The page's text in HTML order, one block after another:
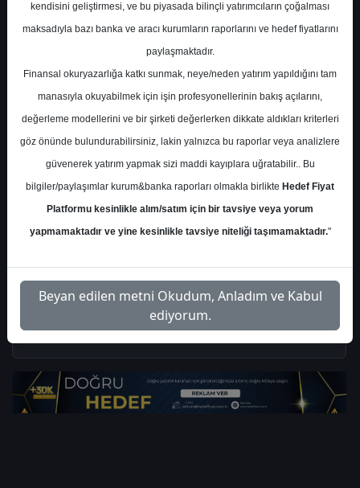
Arçelik Analist Toplantısı Notları, Arçelik,
yayınladığı 2025 yıl sonu finansal
sonuçlarının ardından bir analist toplantısı
gerçekleştirdi. Toplantıda yurt içi ve yurt
dışındaki pazar dinamikleri, operasyonel ve
finansal performans, bilanço
optimizasyonu ile 2026 yılına ilişkin
beklentilere yer verildi.
Cumartesi, 31 Ocak 2026 00:00
S.No Dosya Adı İndir
fintables-arcelik-analist-
toplantisi-notlari
kendisini geliştirmesi, ve bu piyasada bilinçli yatırımcıların çoğalması
maksadıyla bazı banka ve aracı kurumların raporlarını ve hedef fiyatlarını
paylaşmaktadır.
Finansal okuryazarlığa katkı sunmak, neye/neden yatırım yapıldığını tam
manasıyla okuyabilmek için işin profesyonellerinin bakış açılarını,
değerleme modellerini ve bir şirketi değerlerken dikkate aldıkları kriterleri
göz önünde bulundurabilirsiniz, lakin yalnızca bu raporlar veya analizlere
güvenerek yatırım yapmak sizi maddi kayıplara uğratabilir.. Bu
bilgiler/paylaşımlar kurum&banka raporları olmakla birlikte Hedef Fiyat
Platformu kesinlikle alım/satım için bir tavsiye veya yorum
yapmamaktadır ve yine kesinlikle tavsiye niteliği taşımamaktadır."
Beyan edilen metni Okudum, Anladım ve Kabul
ediyorum.